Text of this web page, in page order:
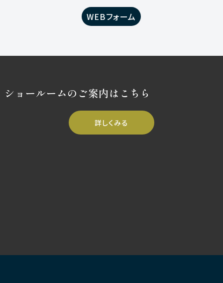
WEBフォーム
ショールームのご案内はこちら
詳しくみる